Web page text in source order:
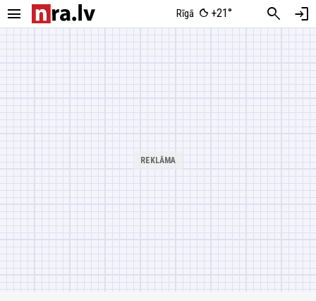
menu Rīgā +21° search login